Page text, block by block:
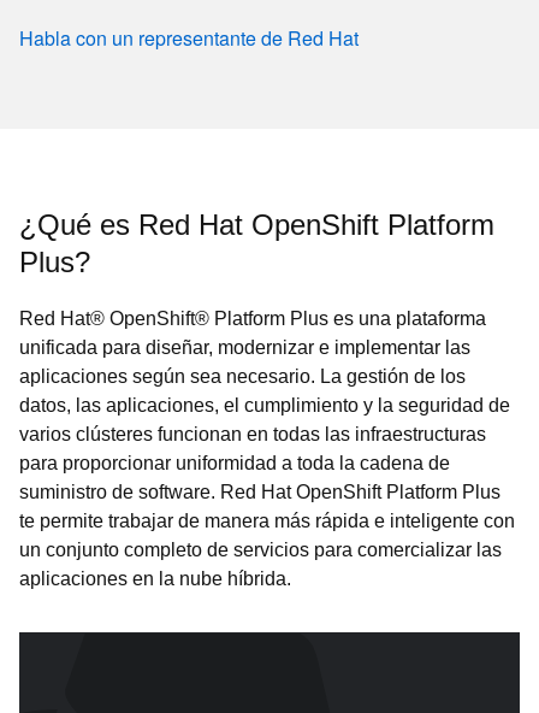
Habla con un representante de Red Hat
¿Qué es Red Hat OpenShift Platform
Plus?
Red Hat® OpenShift® Platform Plus es una plataforma
unificada para diseñar, modernizar e implementar las
aplicaciones según sea necesario. La gestión de los
datos, las aplicaciones, el cumplimiento y la seguridad de
varios clústeres funcionan en todas las infraestructuras
para proporcionar uniformidad a toda la cadena de
suministro de software. Red Hat OpenShift Platform Plus
te permite trabajar de manera más rápida e inteligente con
un conjunto completo de servicios para comercializar las
aplicaciones en la nube híbrida.